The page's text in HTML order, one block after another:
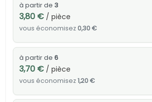
à partir de 3
3,80 €/ pièce
vous économisez 0,30 €
à partir de 6
3,70 €/ pièce
vous économisez1,20 €